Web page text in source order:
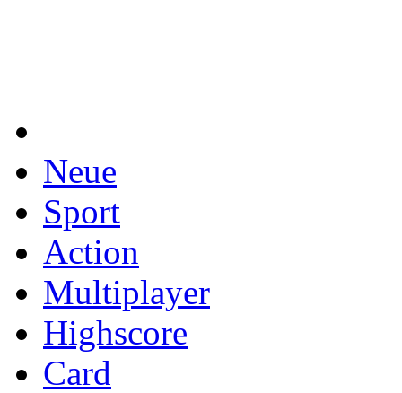
Neue
Sport
Action
Multiplayer
Highscore
Card